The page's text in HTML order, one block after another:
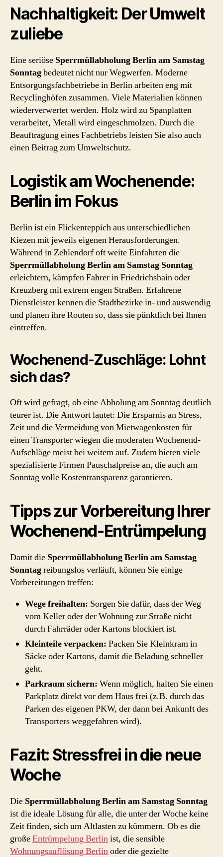
Nachhaltigkeit: Der Umwelt
zuliebe
Eine seriöse Sperrmüllabholung Berlin am Samstag
Sonntagbedeutet nicht nur Wegwerfen. Moderne
Entsorgungsfachbetriebe in Berlin arbeiten eng mit
Recyclinghöfen zusammen. Viele Materialien können
wiederverwertet werden. Holz wird zu Spanplatten
verarbeitet, Metall wird eingeschmolzen. Durch die
Beauftragung eines Fachbetriebs leisten Sie also auch
einen Beitrag zum Umweltschutz.
Logistik am Wochenende:
Berlin im Fokus
Berlin ist ein Flickenteppich aus unterschiedlichen
Kiezen mit jeweils eigenen Herausforderungen.
Während in Zehlendorf oft weite Einfahrten die
Sperrmüllabholung Berlin am Samstag Sonntag
erleichtern, kämpfen Fahrer in Friedrichshain oder
Kreuzberg mit extrem engen Straßen. Erfahrene
Dienstleister kennen die Stadtbezirke in- und auswendig
und planen ihre Routen so, dass sie pünktlich bei Ihnen
eintreffen.
Wochenend-Zuschläge: Lohnt
sich das?
Oft wird gefragt, ob eine Abholung am Sonntag deutlich
teurer ist. Die Antwort lautet: Die Ersparnis an Stress,
Zeit und die Vermeidung von Mietwagenkosten für
einen Transporter wiegen die moderaten Wochenend-
Aufschläge meist bei weitem auf. Zudem bieten viele
spezialisierte Firmen Pauschalpreise an, die auch am
Sonntag volle Kostentransparenz garantieren.
Tipps zur Vorbereitung Ihrer
Wochenend-Entrümpelung
Damit die Sperrmüllabholung Berlin am Samstag
Sonntagreibungslos verläuft, können Sie einige
Vorbereitungen treffen:
Wege freihalten: Sorgen Sie dafür, dass der Weg
vom Keller oder der Wohnung zur Straße nicht
durch Fahrräder oder Kartons blockiert ist.
Kleinteile verpacken: Packen Sie Kleinkram in
Säcke oder Kartons, damit die Beladung schneller
geht.
Parkraum sichern: Wenn möglich, halten Sie einen
Parkplatz direkt vor dem Haus frei (z.B. durch das
Parken des eigenen PKW, der dann bei Ankunft des
Transporters weggefahren wird).
Fazit: Stressfrei in die neue
Woche
Die Sperrmüllabholung Berlin am Samstag Sonntag
ist die ideale Lösung für alle, die unter der Woche keine
Zeit finden, sich um Altlasten zu kümmern. Ob es die
großeEntrümpelung Berlinist, die sensible
Wohnungsauflösung Berlinoder die gezielte